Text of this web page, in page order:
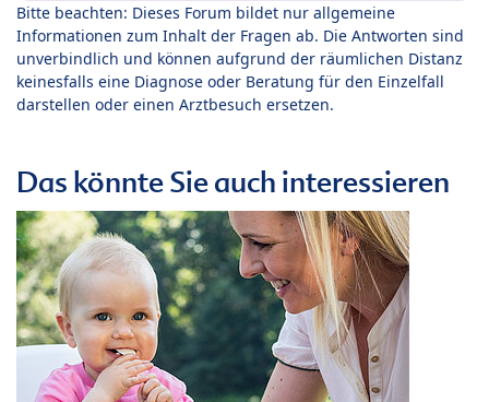
Bitte beachten: Dieses Forum bildet nur allgemeine
Informationen zum Inhalt der Fragen ab. Die Antworten sind
unverbindlich und können aufgrund der räumlichen Distanz
keinesfalls eine Diagnose oder Beratung für den Einzelfall
darstellen oder einen Arztbesuch ersetzen.
Das könnte Sie auch interessieren